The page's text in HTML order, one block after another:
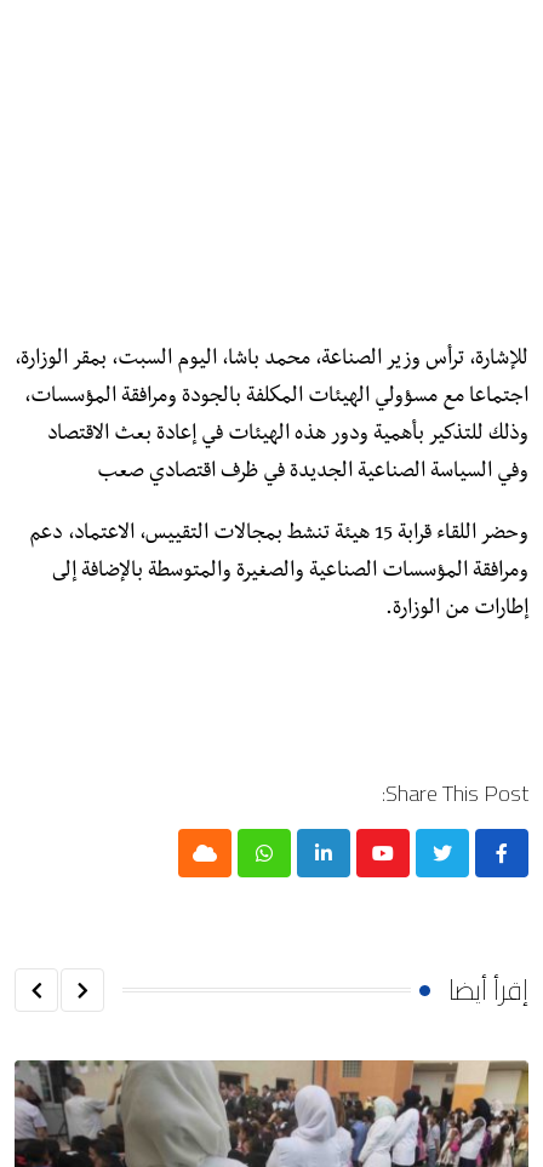
للإشارة، ترأس وزير الصناعة، محمد باشا، اليوم السبت، بمقر الوزارة،
اجتماعا مع مسؤولي الهيئات المكلفة بالجودة ومرافقة المؤسسات،
وذلك للتذكير بأهمية ودور هذه الهيئات في إعادة بعث الاقتصاد
وفي السياسة الصناعية الجديدة في ظرف اقتصادي صعب
وحضر اللقاء قرابة 15 هيئة تنشط بمجالات التقييس، الاعتماد، دعم
ومرافقة المؤسسات الصناعية والصغيرة والمتوسطة بالإضافة إلى
إطارات من الوزارة.
Share This Post:
Youtube
LinkedIn
Whatsapp
Cloud
إقرأ أيضا